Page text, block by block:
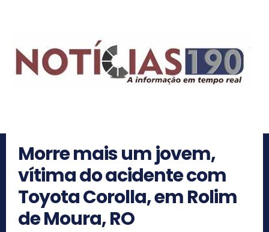
Morre mais um jovem,
vítima do acidente com
Toyota Corolla, em Rolim
de Moura, RO